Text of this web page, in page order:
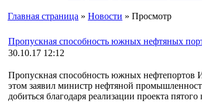
Главная страница » Новости » Просмотр
Пропускная способность южных нефтяных
30.10.17 12:12
Пропускная способность южных нефтепортов
этом заявил министр нефтяной
добиться благодаря реализации проекта